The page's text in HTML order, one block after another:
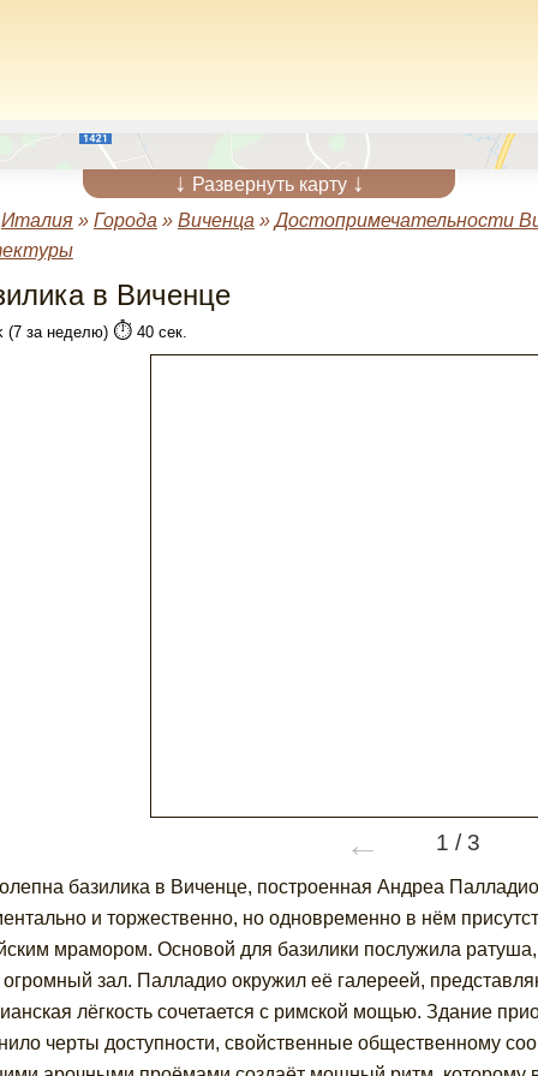
↓ Развернуть карту ↓
Италия» Города » Виченца »Достопримечательности
в Виченце
(7 за неделю) ⏱️40 сек.
← 1 /3
базилика в Виченце, построенная Андреа
и торжественно, но одновременно в нём
мрамором. Основой для базилики послужила
зал. Палладио окружил её галереей,
лёгкость сочетается с римской мощью. Здание
черты доступности, свойственные общественному